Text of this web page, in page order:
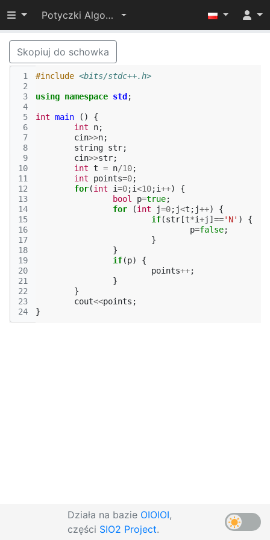
Przełącz widoczność menu
Potyczki Algorytmiczne 2022
Skopiuj do schowka
1
2
3
4
5
6
7
8
9
10
11
12
13
14
15
16
17
18
19
20
21
22
23
24
#include <bits/stdc++.h>
using namespace std ;
int main ()
{
int
n;
cin>>n;
string str;
cin>>str;
int t = n/10;
int
points=0;
for(int i=0;i<10;i++)
{
bool
p=true;
for
(int j=0; j<t ; j++)
{
if(str [t*i+j ] =='N' )
{
p=false;
}
}
if(p)
{
points++;
}
}
cout<<points ;
}
Działa na bazie OIOIOI,
części SIO2 Project.